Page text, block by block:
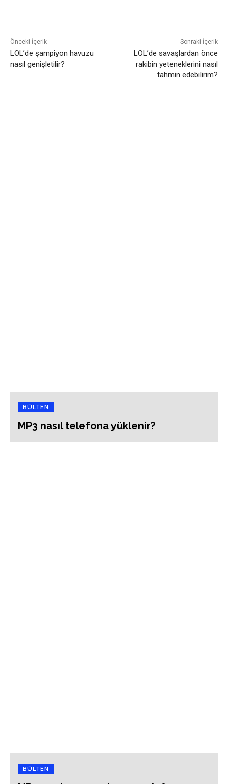
Önceki İçerik
LOL’de şampiyon havuzu
nasıl genişletilir?
Sonraki İçerik
LOL’de savaşlardan önce
rakibin yeteneklerini nasıl
tahmin edebilirim?
BÜLTEN
MP3 nasıl telefona yüklenir?
BÜLTEN